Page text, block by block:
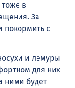
тоже в
За
покормить с
и лемуры
для них
ними будет